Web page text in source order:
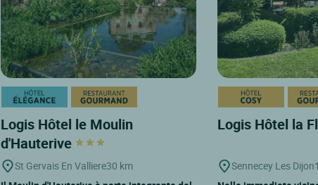
Logis Hôtel le Moulin
d'Hauterive
St Gervais En Valliere30 km
Logis Hôtel la
Sennecey Les Dijon